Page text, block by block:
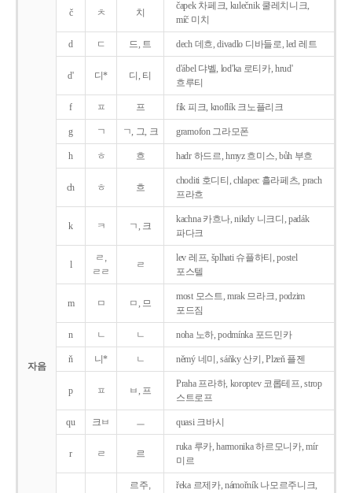
자음
č ㅊ 치
čapek 차페크, kulečnik 쿨레치니크,
míč 미치
d ㄷ 드, 트 dech 데흐, divadlo 디바들로, led 레트
d' 디* 디, 티
d'ábel 댜벨, lod'ka 로티카, hrud'
흐루티
f ㅍ 프 fík 피크, knoflík 크노플리크
g ㄱ ㄱ, 그, 크 gramofon 그라모폰
h ㅎ 흐 hadr 하드르, hmyz 흐미스, bůh 부흐
ch ㅎ 흐
choditi 호디티, chlapec 흘라페츠, prach
프라흐
k ㅋ ㄱ, 크
kachna 카흐나, nikdy 니크디, padák
파다크
l
ㄹ,
ㄹㄹ
ㄹ
lev 레프, šplhati 슈플하티, postel
포스텔
m ㅁ ㅁ, 므
most 모스트, mrak 므라크, podzim
포드짐
n ㄴ ㄴ noha 노하, podmínka 포드민카
ň 니* ㄴ němý 네미, sáňky 산키, Plzeň 플젠
p ㅍ ㅂ, 프
Praha 프라하, koroptev 코롭테프, strop
스트로프
qu 크ㅂ ㅡ quasi 크바시
r ㄹ 르
ruka 루카, harmonika 하르모니카, mír
미르
르주,
řeka 르제카, námořník 나모르주니크,